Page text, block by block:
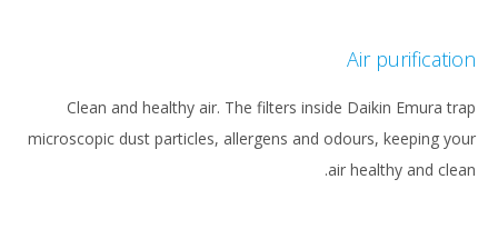
Air
Clean and healthy air. The filters inside Daikin
microscopic dust particles, allergens and odours,
air healthy